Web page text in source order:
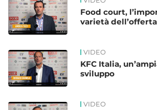
Food court,
varietà dell’offerta
VIDEO
KFC Italia,
sviluppo
VIDEO